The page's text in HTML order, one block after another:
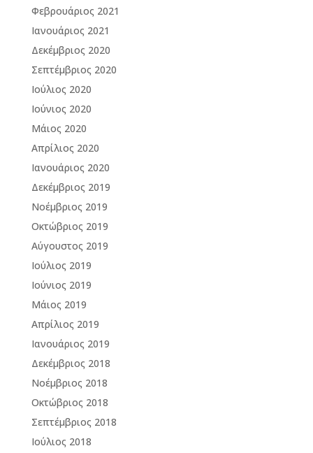
Φεβρουάριος 2021
Ιανουάριος 2021
Δεκέμβριος 2020
Σεπτέμβριος 2020
Ιούλιος 2020
Ιούνιος 2020
Μάιος 2020
Απρίλιος 2020
Ιανουάριος 2020
Δεκέμβριος 2019
Νοέμβριος 2019
Οκτώβριος 2019
Αύγουστος 2019
Ιούλιος 2019
Ιούνιος 2019
Μάιος 2019
Απρίλιος 2019
Ιανουάριος 2019
Δεκέμβριος 2018
Νοέμβριος 2018
Οκτώβριος 2018
Σεπτέμβριος 2018
Ιούλιος 2018